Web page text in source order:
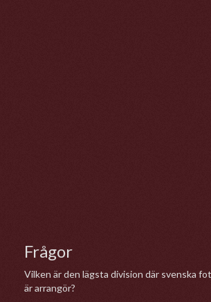
Frågor
Vilken är den lägsta division där svenska
är arrangör?